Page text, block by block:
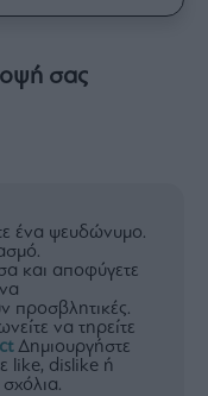
σας
ένα ψευδώνυμο.
και αποφύγετε
προσβλητικές.
να τηρείτε
Δημιουργήστε
like, dislike ή